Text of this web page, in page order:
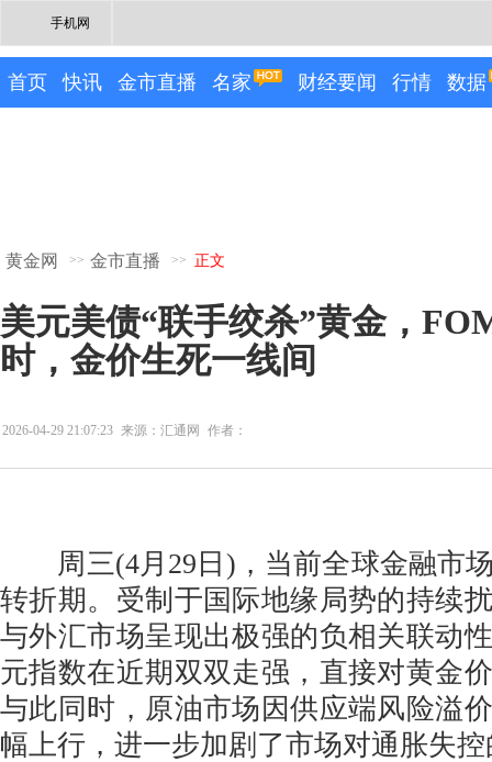
手机网
首页 快讯 金市直播 名家 财经要闻 行情 数据
黄金网 >> 金市直播 >> 正文
美元美债“联手绞杀”黄金，
时，金价生死一线间
2026-04-29 21:07:23 来源：汇通网 作者：
周三(4月29日)，当前全球金融市
转折期。受制于国际地缘局势的持续
与外汇市场呈现出极强的负相关联动
元指数在近期双双走强，直接对黄金
与此同时，原油市场因供应端风险溢
幅上行，进一步加剧了市场对通胀失